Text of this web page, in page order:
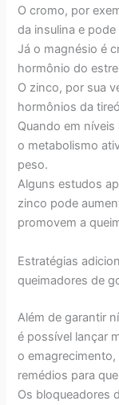
O cromo, por
da insulina e
Já o magnésio é
hormônio do
O zinco, por sua
hormônios da
Quando em
o metabolismo
peso.
Alguns estudos
zinco pode
promovem a
Estratégias
queimadores de
Além de garantir
é possível lançar
o emagrecimento,
remédios para
Os bloqueadores